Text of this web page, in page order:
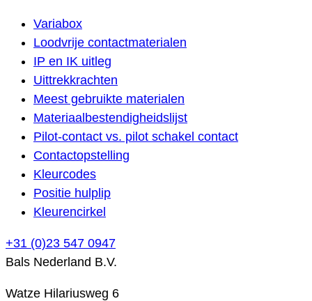
Variabox
Loodvrije contactmaterialen
IP en IK uitleg
Uittrekkrachten
Meest gebruikte materialen
Materiaalbestendigheidslijst
Pilot-contact vs. pilot schakel contact
Contactopstelling
Kleurcodes
Positie hulplip
Kleurencirkel
+31 (0)23 547 0947
Bals Nederland B.V.
Watze Hilariusweg 6